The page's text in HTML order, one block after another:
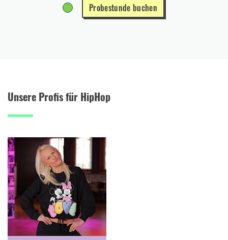
Probestunde buchen
Unsere Profis für HipHop